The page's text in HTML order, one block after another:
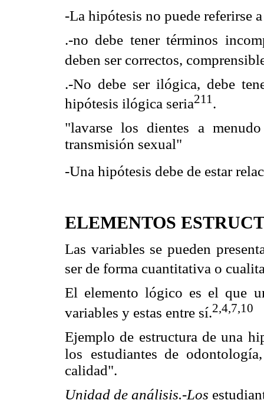
-La hipótesis no puede referirse
.-no debe tener términos
deben ser correctos,
.-No debe ser ilógica, debe
hipótesis ilógica seria211 .
"lavarse los dientes a
transmisión sexual"
-Una hipótesis debe de estar
ELEMENTOS
Las variables se pueden
ser de forma cuantitativa o
El elemento lógico es el que
variables y estas entre sí.2,4,7,10
Ejemplo de estructura de una
los estudiantes de
calidad".
Unidad de análisis.-Los